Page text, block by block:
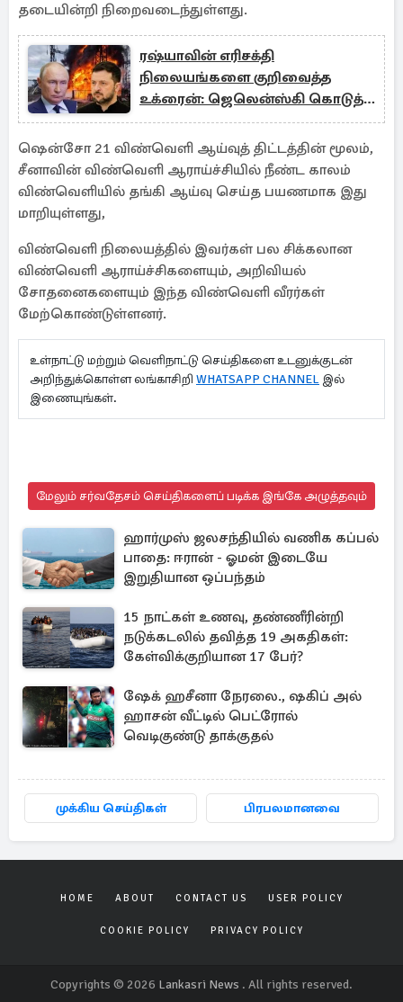
தடையின்றி நிறைவடைந்துள்ளது.
ரஷ்யாவின் எரிசக்தி
நிலையங்களை குறிவைத்த
உக்ரைன்: ஜெலென்ஸ்கி கொடுத்த
உத்தரவு
ஷென்சோ 21 விண்வெளி ஆய்வுத் திட்டத்தின் மூலம்,
சீனாவின் விண்வெளி ஆராய்ச்சியில் நீண்ட காலம்
விண்வெளியில் தங்கி ஆய்வு செய்த பயணமாக இது
மாறியுள்ளது,
விண்வெளி நிலையத்தில் இவர்கள் பல சிக்கலான
விண்வெளி ஆராய்ச்சிகளையும், அறிவியல்
சோதனைகளையும் இந்த விண்வெளி வீரர்கள்
மேற்கொண்டுள்ளனர்.
உள்நாட்டு மற்றும் வெளிநாட்டு செய்திகளை உடனுக்குடன்
அறிந்துக்கொள்ள லங்காசிறி WHATSAPP CHANNEL இல்
இணையுங்கள்.
மேலும் சர்வதேசம் செய்திகளைப் படிக்க இங்கே அழுத்தவும்
ஹார்முஸ் ஜலசந்தியில் வணிக கப்பல்
பாதை: ஈரான் - ஓமன் இடையே
இறுதியான ஒப்பந்தம்
15 நாட்கள் உணவு, தண்ணீரின்றி
நடுக்கடலில் தவித்த 19 அகதிகள்:
கேள்விக்குறியான 17 பேர்?
ஷேக் ஹசீனா நேரலை., ஷகிப் அல்
ஹாசன் வீட்டில் பெட்ரோல்
வெடிகுண்டு தாக்குதல்
முக்கிய செய்திகள் பிரபலமானவை
HOME ABOUT CONTACT US USER POLICY
COOKIE POLICY PRIVACY POLICY
Copyrights © 2026 Lankasri News . All rights reserved.